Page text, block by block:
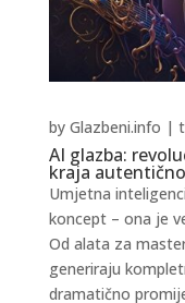
AI glazba:
kraja
by Glazbeni.info |
Umjetna
koncept – ona je
Od alata za
generiraju
dramatično